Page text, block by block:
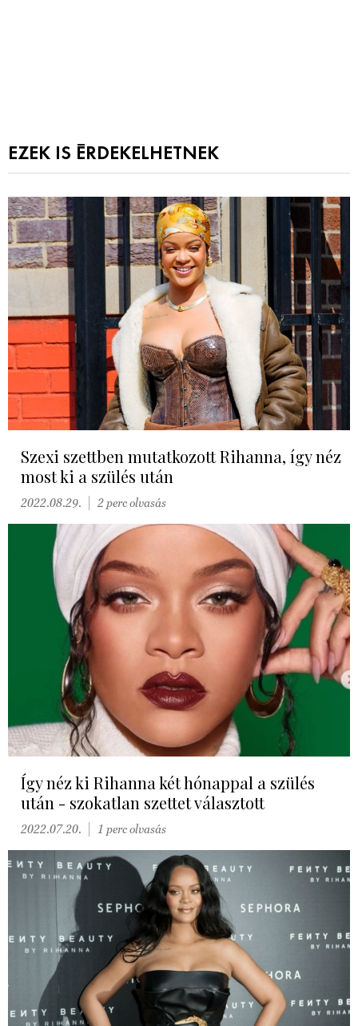
EZEK IS ÉRDEKELHETNEK
Szexi szettben mutatkozott Rihanna, így néz
most ki a szülés után
2022.08.29. 2 perc olvasás
Így néz ki Rihanna két hónappal a szülés
után - szokatlan szettet választott
2022.07.20. 1 perc olvasás